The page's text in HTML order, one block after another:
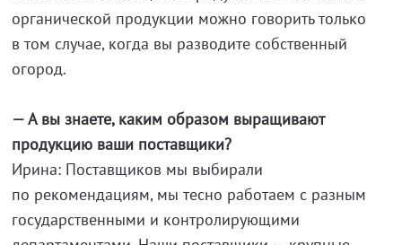
органической продукции можно говорить только
в том случае, когда вы разводите собственный
огород.
— А вы знаете, каким образом выращивают
продукцию ваши поставщики?
Ирина: Поставщиков мы выбирали
по рекомендациям, мы тесно работаем с разным
государственными и контролирующими